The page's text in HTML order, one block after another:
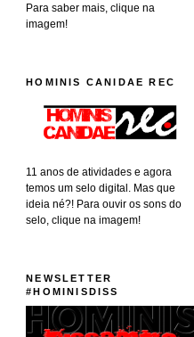
Para saber mais, clique na
imagem!
HOMINIS CANIDAE REC
11 anos de atividades e agora
temos um selo digital. Mas que
ideia né?! Para ouvir os sons do
selo, clique na imagem!
NEWSLETTER
#HOMINISDISS